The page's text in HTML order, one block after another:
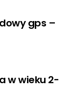
gps –
w wieku 2-